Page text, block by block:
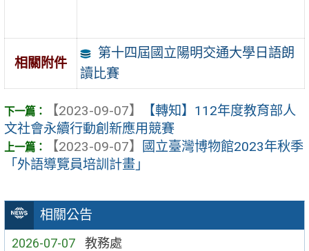
相關公告
2026-07-07 教務處
相關附件
第十四屆國立陽明交通大學日語朗
讀比賽
【2023-09-07】
【轉知】112年度教育部人
文社會永續行動創新應用競賽
【2023-09-07】
國立臺灣博物館2023年秋季
「外語導覽員培訓計畫」